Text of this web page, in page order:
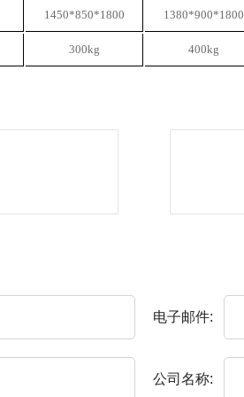
1450*850*1800 1380*900*1800
300kg 400kg
电子邮件:
公司名称: